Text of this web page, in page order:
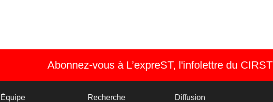
Abonnez-vous à L’expreST, l'infolettre du CIRST
Équipe
Recherche
Diffusion